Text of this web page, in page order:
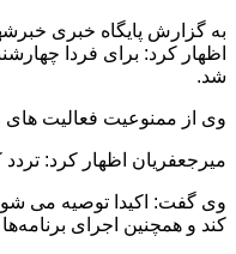
به گزارش پایگاه خبری
اظهار کرد: برای فردا
شد‌.
وی از ممنوعیت فعالیت های
میرجعفریان اظهار کرد:
وی گفت: اکیدا توصیه می
کند و همچنین اجرای